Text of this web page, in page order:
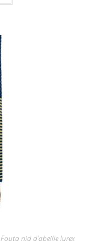
Fouta nid d'abeille lurex